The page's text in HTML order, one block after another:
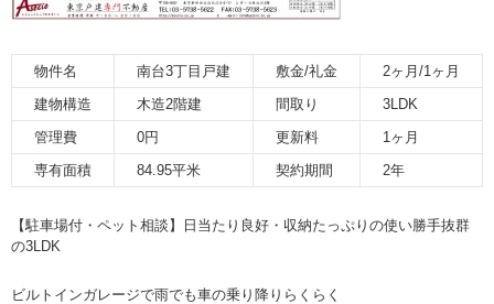
物件名 南台3丁目戸建 敷金/礼金
2ヶ月/1ヶ月
建物構造
木造2階建 間取り
3LDK
管理費
0円 更新料
1ヶ月
専有面積
84.95平米 契約期間 2年
【駐車場付・ペット相談】日当たり良好・収納たっぷりの使い勝手抜群
の3LDK
ビルトインガレージで雨でも車の乗り降りらくらく